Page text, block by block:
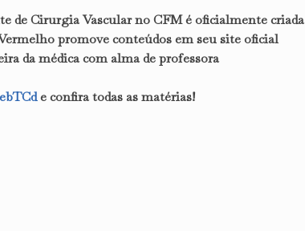
de Cirurgia Vascular no CFM é oficialmente criada
promove conteúdos em seu site oficial
da médica com alma de professora
e confira todas as matérias!